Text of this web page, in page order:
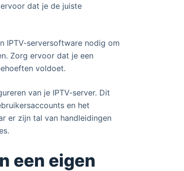
dat je de juiste
IPTV-serversoftware nodig om
Zorg ervoor dat je een
voldoet.
van je IPTV-server. Dit
en het
er zijn tal van handleidingen
een eigen